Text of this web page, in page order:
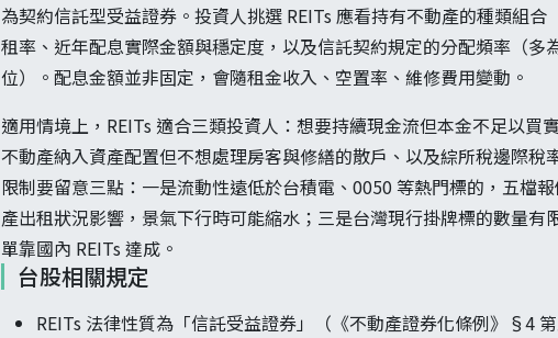
為契約信託型受益證券。投資人挑選 REITs 應看持有不動產的種類組
租率、近年配息實際金額與穩定度，以及信託契約規定的分配頻率（
位）。配息金額並非固定，會隨租金收入、空置率、維修費用變動。
適用情境上，REITs 適合三類投資人：想要持續現金流但本金不足以買
不動產納入資產配置但不想處理房客與修繕的散戶、以及綜所稅邊際稅
限制要留意三點：一是流動性遠低於台積電、0050 等熱門標的，五檔
產出租狀況影響，景氣下行時可能縮水；三是台灣現行掛牌標的數量
單靠國內 REITs 達成。
台股相關規定
REITs 法律性質為「信託受益證券」（《不動產證券化條例》§4